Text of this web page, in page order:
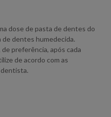
dose de pasta de dentes do
de dentes humedecida.
preferência, após cada
de acordo com as